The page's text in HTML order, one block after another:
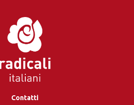
Contatti